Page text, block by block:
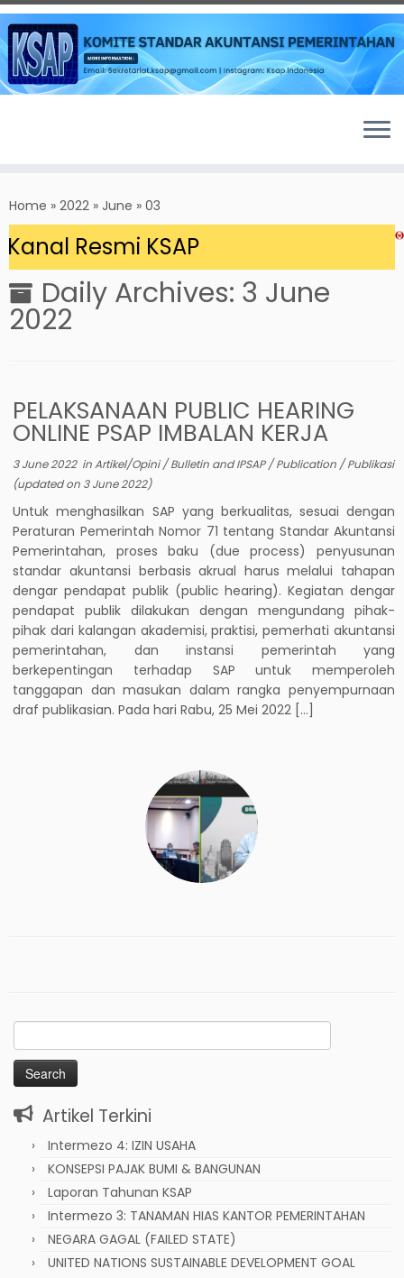
to
content
Home » 2022 » June » 03
Resmi KSAP
Daily Archives: 3 June
2022
PELAKSANAAN PUBLIC HEARING
ONLINE PSAP IMBALAN KERJA
3 June 2022inArtikel/Opini/Bulletin and IPSAP/Publication /Publikasi
(updated on 3 June 2022)
Untuk menghasilkan SAP yang berkualitas, sesuai dengan
Peraturan Pemerintah Nomor 71 tentang Standar Akuntansi
Pemerintahan, proses baku (due process) penyusunan
standar akuntansi berbasis akrual harus melalui tahapan
dengar pendapat publik (public hearing). Kegiatan dengar
pendapat publik dilakukan dengan mengundang pihak-
pihak dari kalangan akademisi, praktisi, pemerhati akuntansi
pemerintahan, dan instansi pemerintah yang
berkepentingan terhadap SAP untuk memperoleh
tanggapan dan masukan dalam rangka penyempurnaan
draf publikasian. Pada hari Rabu, 25 Mei 2022 […]
Search
for:
Artikel Terkini
Intermezo 4: IZIN USAHA
KONSEPSI PAJAK BUMI & BANGUNAN
Laporan Tahunan KSAP
Intermezo 3: TANAMAN HIAS KANTOR PEMERINTAHAN
NEGARA GAGAL (FAILED STATE)
UNITED NATIONS SUSTAINABLE DEVELOPMENT GOAL